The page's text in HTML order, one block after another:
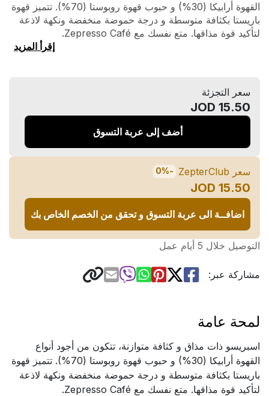
القهوة أرابيكا (30%) و حبوب قهوة روبوستا (70%). تتميز قهوة
باريستا بكثافة متوسطة و درجة حموضة منخفضة ونكهة لاذعة
لتأكيد قوة مذاقها. متع نفسك مع Zepresso Café.
إقرأ المزيد
سعر التجزئة
15.50 JOD
أضف إلى عربة التسوق
سعر ZepterClub -0%
15.50 JOD
اضافــة الى عربة التسوق و تحقق من الخصم الخاص بك
التوصيل خلال 5 أيام عمل
مشاركة عبر:
لمحة عامة
اسبريسو ذات مذاق و كثافة متوازنة، تتكون من أجود أنواع
القهوة أرابيكا (30%) و حبوب قهوة روبوستا (70%). تتميز قهوة
باريستا بكثافة متوسطة و درجة حموضة منخفضة ونكهة لاذعة
لتأكيد قوة مذاقها. متع نفسك مع Zepresso Café
.